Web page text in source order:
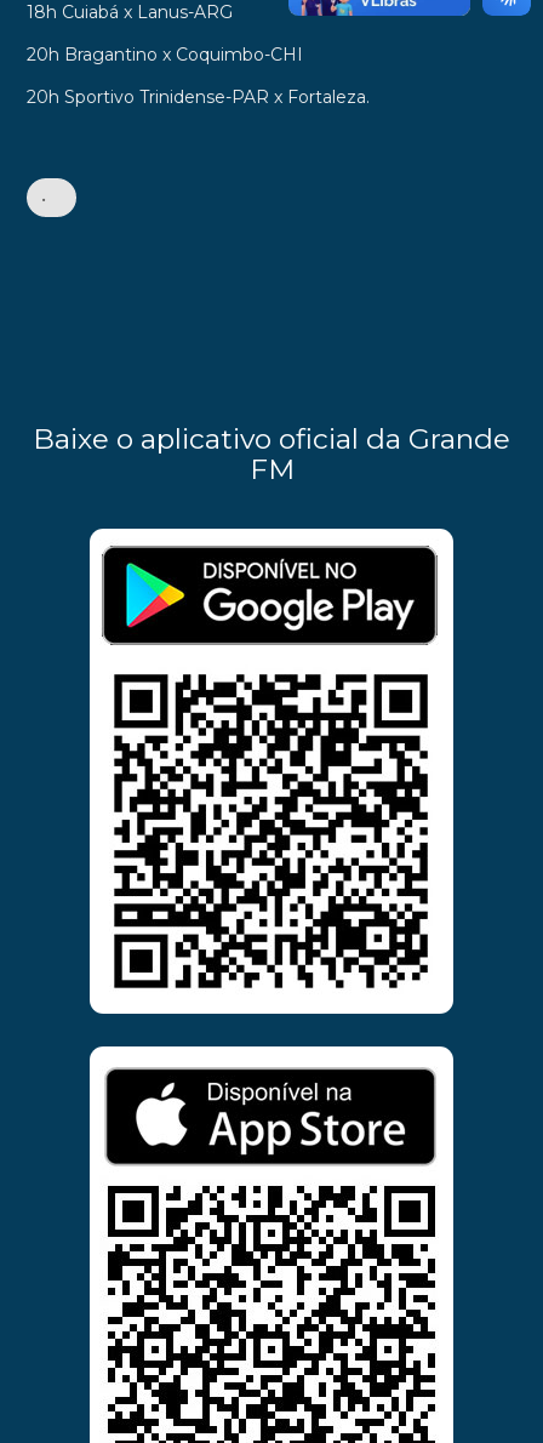
18h Cuiabá x Lanus-ARG
20h Bragantino x Coquimbo-CHI
20h Sportivo Trinidense-PAR x Fortaleza.
•
Baixe o aplicativo oficial da Grande
FM